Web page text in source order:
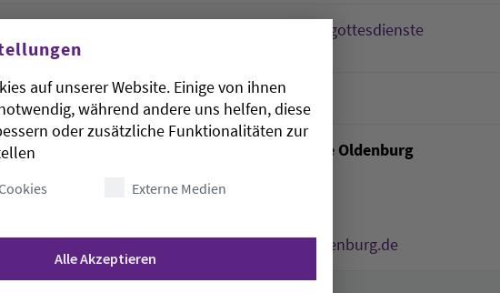
kirchengemeinde-oldenburg.de/termine-/-gottesdienste
Ort auf Karte anzeigen
Evangelisch-lutherische Kirchengemeinde Oldenburg
Rauhehorst 17
kirchenbuero.oldenburg-stadt@kirche-oldenburg.de
auf unserer Website. Einige von ihnen
während andere uns helfen, diese
oder zusätzliche Funktionalitäten zur
Externe Medien
Alle Akzeptieren